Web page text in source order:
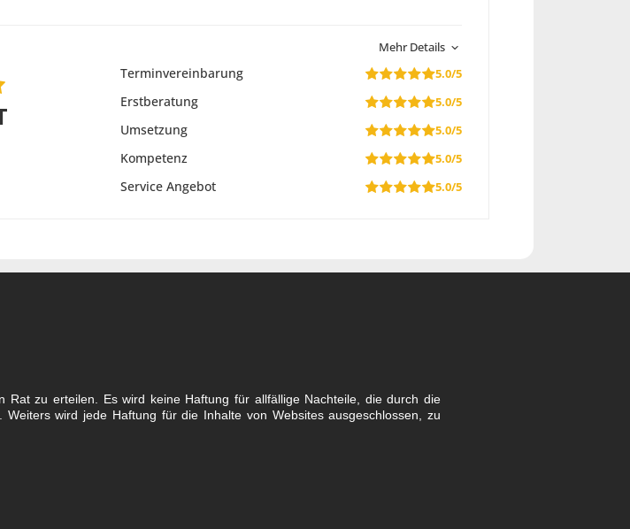
Mehr Details
Terminvereinbarung 5.0/5
Erstberatung 5.0/5
Umsetzung 5.0/5
Kompetenz 5.0/5
Service Angebot 5.0/5
Rat zu erteilen. Es wird keine Haftung für allfällige Nachteile, die durch die
wird jede Haftung für die Inhalte von Websites ausgeschlossen, zu